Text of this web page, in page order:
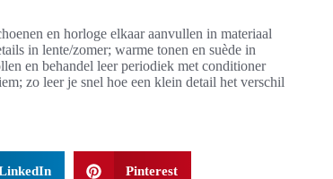
en horloge elkaar aanvullen in materiaal
in lente/zomer; warme tonen en suède in
en behandel leer periodiek met conditioner
zo leer je snel hoe een klein detail het verschil
Pinterest